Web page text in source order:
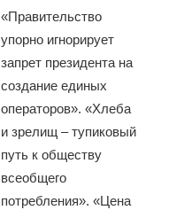
«Правительство
упорно игнорирует
запрет президента на
создание единых
операторов». «Хлеба
и зрелищ – тупиковый
путь к обществу
всеобщего
потребления». «Цена